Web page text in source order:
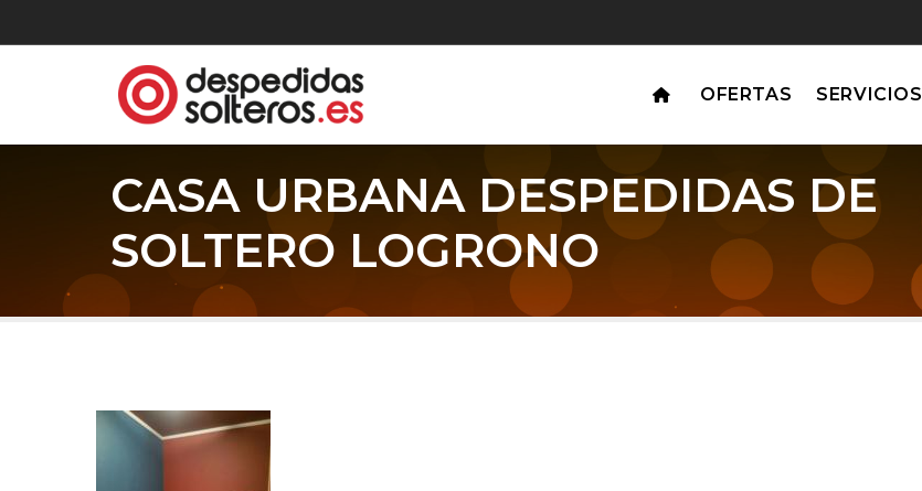
OFERTAS SERVICIOS
CASA URBANA DESPEDIDAS DE
SOLTERO LOGRONO